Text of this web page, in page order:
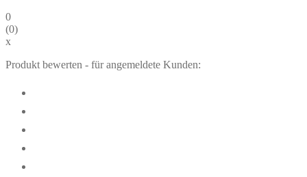
0
(0)
x
Produkt bewerten - für angemeldete Kunden: